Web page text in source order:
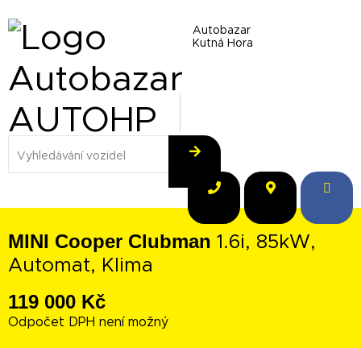
Autobazar
Kutná Hora
MINI Cooper Clubman 1.6i, 85kW,
Automat, Klima
119 000 Kč
Odpočet DPH není možný